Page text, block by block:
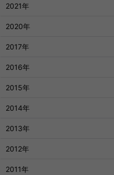
2021年
2020年
2017年
2016年
2015年
2014年
2013年
2012年
2011年